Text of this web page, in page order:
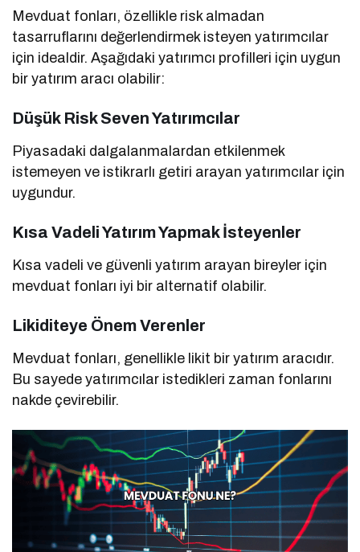
Mevduat fonları, özellikle risk almadan
tasarruflarını değerlendirmek isteyen yatırımcılar
için idealdir. Aşağıdaki yatırımcı profilleri için uygun
bir yatırım aracı olabilir:
Düşük Risk Seven Yatırımcılar
Piyasadaki dalgalanmalardan etkilenmek
istemeyen ve istikrarlı getiri arayan yatırımcılar için
uygundur.
Kısa Vadeli Yatırım Yapmak İsteyenler
Kısa vadeli ve güvenli yatırım arayan bireyler için
mevduat fonları iyi bir alternatif olabilir.
Likiditeye Önem Verenler
Mevduat fonları, genellikle likit bir yatırım aracıdır.
Bu sayede yatırımcılar istedikleri zaman fonlarını
nakde çevirebilir.